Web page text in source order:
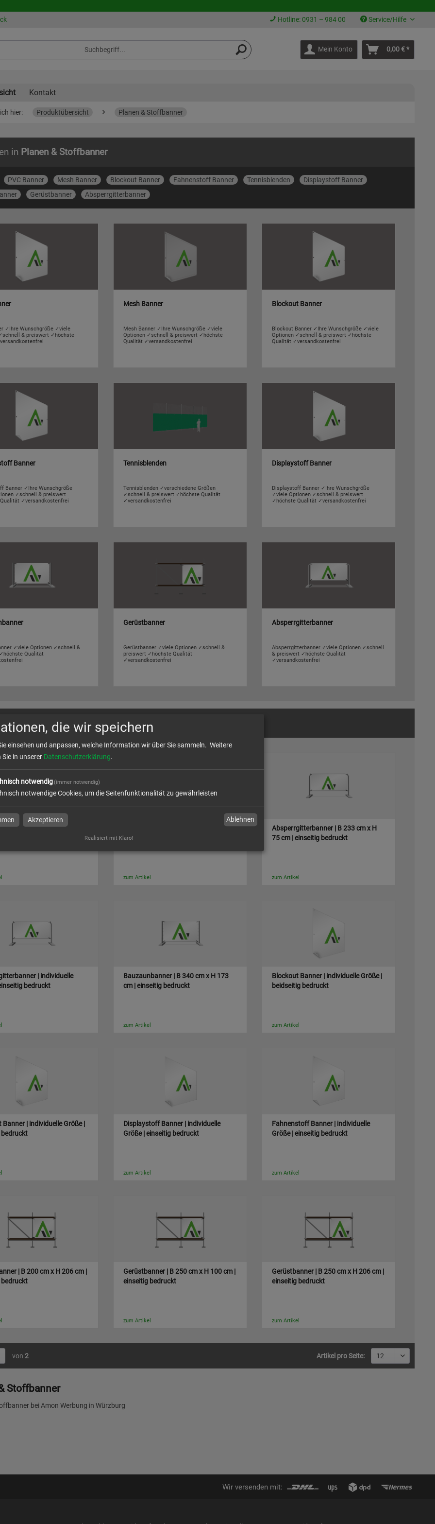
Hotline: 0931 – 984 00 Service/Hilfe
Mein Konto 0,00 € *
Kontakt
hier: Produktübersicht Planen & Stoffbanner
in Planen & Stoffbanner
PVC Banner Mesh Banner Blockout Banner Fahnenstoff Banner Tennisblenden
Displaystoff Banner
Gerüstbanner Absperrgitterbanner
✓Ihre Wunschgröße ✓viele
& preiswert ✓höchste
Mesh Banner
Mesh Banner ✓Ihre Wunschgröße ✓viele
Optionen ✓schnell & preiswert ✓höchste
Qualität ✓versandkostenfrei
Blockout Banner
Blockout Banner ✓Ihre Wunschgröße ✓viele
Optionen ✓schnell & preiswert ✓höchste
Qualität ✓versandkostenfrei
Banner
Banner ✓Ihre Wunschgröße
✓schnell & preiswert
✓versandkostenfrei
Tennisblenden
Tennisblenden ✓verschiedene Größen
✓schnell & preiswert ✓höchste Qualität
✓versandkostenfrei
Displaystoff Banner
Displaystoff Banner ✓Ihre Wunschgröße
✓viele Optionen ✓schnell & preiswert
✓höchste Qualität ✓versandkostenfrei
✓viele Optionen ✓schnell &
Qualität
Gerüstbanner
Gerüstbanner ✓viele Optionen ✓schnell &
preiswert ✓höchste Qualität
✓versandkostenfrei
Absperrgitterbanner
Absperrgitterbanner ✓viele Optionen ✓schnell
& preiswert ✓höchste Qualität
✓versandkostenfrei
inPlanen & Stoffbanner
| B 183 cm x H
Absperrgitterbanner | B 213 cm x H
75 cm | einseitig bedruckt
zum Artikel
Absperrgitterbanner | B 233 cm x H
75 cm | einseitig bedruckt
zum Artikel
| individuelle
bedruckt
Bauzaunbanner | B 340 cm x H 173
cm | einseitig bedruckt
zum Artikel
Blockout Banner | individuelle Größe |
beidseitig bedruckt
zum Artikel
Banner | individuelle Größe |
Displaystoff Banner | individuelle
Größe | einseitig bedruckt
zum Artikel
Fahnenstoff Banner | individuelle
Größe | einseitig bedruckt
zum Artikel
| B 200 cm x H 206 cm |
Gerüstbanner | B 250 cm x H 100 cm |
einseitig bedruckt
zum Artikel
Gerüstbanner | B 250 cm x H 206 cm |
einseitig bedruckt
zum Artikel
von 2 Artikel pro Seite:
Stoffbanner
bei Amon Werbung in Würzburg
Wir versenden mit:
die wir speichern
einsehen und anpassen, welche Information wir über Sie sammeln. Weitere
in unserer Datenschutzerklärung.
notwendig(immer notwendig)
notwendige Cookies, um die Seitenfunktionalität zu gewährleisten
Akzeptieren Ablehnen
Realisiert mit Klaro!